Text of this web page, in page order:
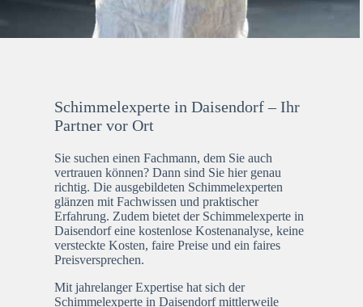
Schimmelexperte in Daisendorf – Ihr
Partner vor Ort
Sie suchen einen Fachmann, dem Sie auch
vertrauen können? Dann sind Sie hier genau
richtig. Die ausgebildeten Schimmelexperten
glänzen mit Fachwissen und praktischer
Erfahrung. Zudem bietet der Schimmelexperte in
Daisendorf eine kostenlose Kostenanalyse, keine
versteckte Kosten, faire Preise und ein faires
Preisversprechen.
Mit jahrelanger Expertise hat sich der
Schimmelexperte in Daisendorf mittlerweile